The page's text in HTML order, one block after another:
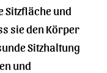
Sitzfläche und
sie den Körper
Sitzhaltung
und